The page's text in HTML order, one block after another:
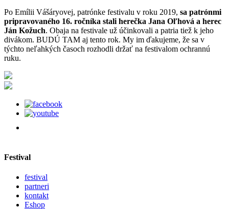
Po Emílii Vášáryovej, patrónke festivalu v roku 2019, sa patrónmi
pripravovaného 16. ročníka stali herečka Jana Oľhová a herec
Ján Kožuch. Obaja na festivale už účinkovali a patria tiež k jeho
divákom. BUDÚ TAM aj tento rok. My im ďakujeme, že sa v
týchto neľahkých časoch rozhodli držať na festivalom ochrannú
ruku.
Festival
festival
partneri
kontakt
Eshop